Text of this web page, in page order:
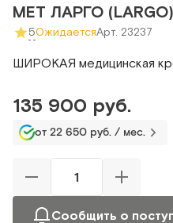
MET ЛАРГО (LARGO)
5ОжидаетсяАрт. 23237
ШИРОКАЯ медицинская
135 900 руб.
от 22 650 руб. / мес.
Сообщить о